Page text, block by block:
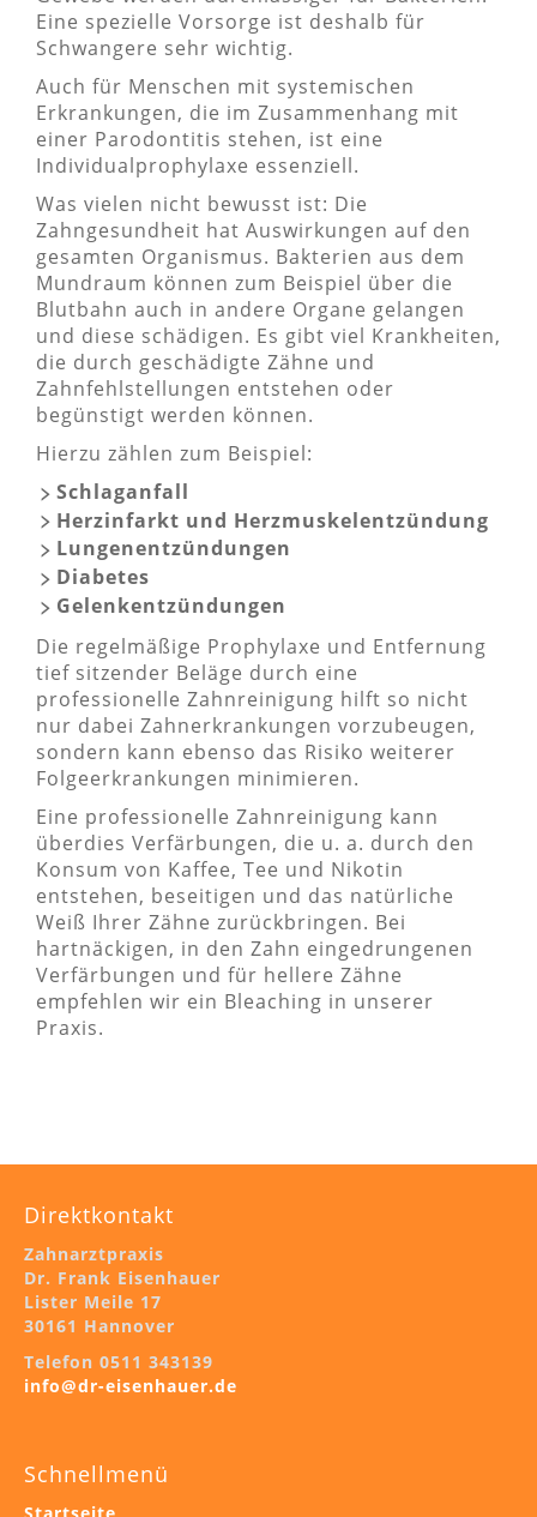
Eine spezielle Vorsorge ist deshalb für
Schwangere sehr wichtig.
Auch für Menschen mit systemischen
Erkrankungen, die im Zusammenhang mit
einer Parodontitis stehen, ist eine
Individualprophylaxe essenziell.
Was vielen nicht bewusst ist: Die
Zahngesundheit hat Auswirkungen auf den
gesamten Organismus. Bakterien aus dem
Mundraum können zum Beispiel über die
Blutbahn auch in andere Organe gelangen
und diese schädigen. Es gibt viel Krankheiten,
die durch geschädigte Zähne und
Zahnfehlstellungen entstehen oder
begünstigt werden können.
Hierzu zählen zum Beispiel:
Schlaganfall
Herzinfarkt und Herzmuskelentzündung
Lungenentzündungen
Diabetes
Gelenkentzündungen
Die regelmäßige Prophylaxe und Entfernung
tief sitzender Beläge durch eine
professionelle Zahnreinigung hilft so nicht
nur dabei Zahnerkrankungen vorzubeugen,
sondern kann ebenso das Risiko weiterer
Folgeerkrankungen minimieren.
Eine professionelle Zahnreinigung kann
überdies Verfärbungen, die u. a. durch den
Konsum von Kaffee, Tee und Nikotin
entstehen, beseitigen und das natürliche
Weiß Ihrer Zähne zurückbringen. Bei
hartnäckigen, in den Zahn eingedrungenen
Verfärbungen und für hellere Zähne
empfehlen wir ein Bleaching in unserer
Praxis.
Direktkontakt
Zahnarztpraxis
Dr. Frank Eisenhauer
Lister Meile 17
30161 Hannover
Telefon 0511 343139
info@dr-eisenhauer.de
Schnellmenü
Startseite